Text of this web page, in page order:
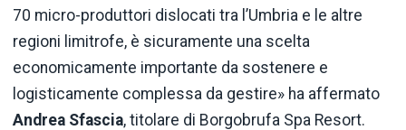
70 micro-produttori dislocati tra l’Umbria e le altre
regioni limitrofe, è sicuramente una scelta
economicamente importante da sostenere e
logisticamente complessa da gestire» ha affermato
Andrea Sfascia, titolare di Borgobrufa Spa Resort.